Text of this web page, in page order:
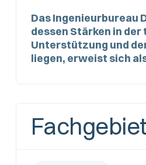
Das Ingenieurbureau
dessen Stärken in
Unterstützung und
liegen, erweist sich